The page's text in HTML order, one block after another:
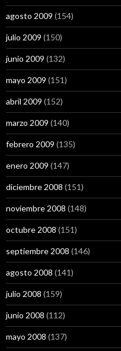
agosto 2009 (154)
julio 2009 (150)
junio 2009 (132)
mayo 2009 (151)
abril 2009 (152)
marzo 2009 (140)
febrero 2009 (135)
enero 2009 (147)
diciembre 2008 (151)
noviembre 2008 (148)
octubre 2008 (151)
septiembre 2008 (146)
agosto 2008 (141)
julio 2008 (159)
junio 2008 (112)
mayo 2008 (137)